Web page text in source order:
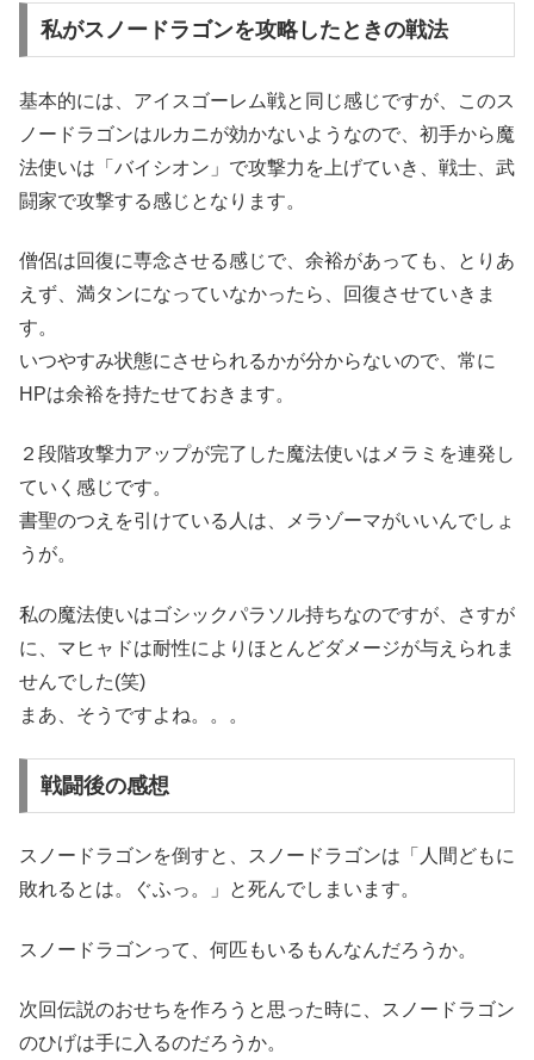
私がスノードラゴンを攻略したときの戦法
基本的には、アイスゴーレム戦と同じ感じですが、このス
ノードラゴンはルカニが効かないようなので、初手から魔
法使いは「バイシオン」で攻撃力を上げていき、戦士、武
闘家で攻撃する感じとなります。
僧侶は回復に専念させる感じで、余裕があっても、とりあ
えず、満タンになっていなかったら、回復させていきま
す。
いつやすみ状態にさせられるかが分からないので、常に
HPは余裕を持たせておきます。
２段階攻撃力アップが完了した魔法使いはメラミを連発し
ていく感じです。
書聖のつえを引けている人は、メラゾーマがいいんでしょ
うが。
私の魔法使いはゴシックパラソル持ちなのですが、さすが
に、マヒャドは耐性によりほとんどダメージが与えられま
せんでした(笑)
まあ、そうですよね。。。
戦闘後の感想
スノードラゴンを倒すと、スノードラゴンは「人間どもに
敗れるとは。ぐふっ。」と死んでしまいます。
スノードラゴンって、何匹もいるもんなんだろうか。
次回伝説のおせちを作ろうと思った時に、スノードラゴン
のひげは手に入るのだろうか。